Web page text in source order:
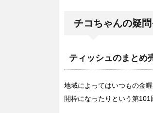
チコちゃんの疑
ティッシュのまとめ
地域によってはいつもの金
開枠になったりという第101